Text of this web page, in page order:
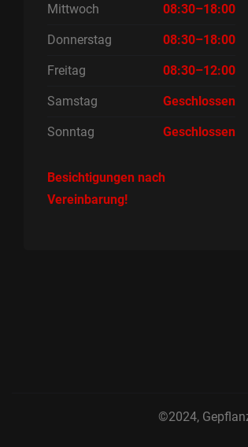
Mittwoch 08:30–18:00
Donnerstag 08:30–18:00
Freitag 08:30–12:00
Samstag Geschlossen
Sonntag Geschlossen
Besichtigungen nach
Vereinbarung!
©2024,